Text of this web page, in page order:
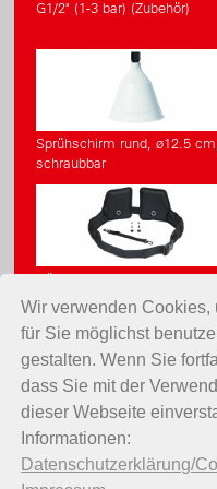
Wir verwenden Cookies,
für Sie möglichst
gestalten. Wenn Sie
dass Sie mit der
dieser Webseite
Informationen:
Datenschutzerklärung/
G1/2" (1-3 bar) (Zubehör)
Sprühschirm rund, ø12.5
schraubbar
Hüft- und Brustgurtset
KONTAKT
Birchmeier Sprühtechnik AG
Im Stetterfeld 1
5608 Stetten